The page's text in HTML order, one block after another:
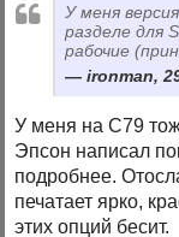
У меня
разделе для
рабочие
ironman,
У меня на С79
Эпсон написал
подробнее.
печатает ярко,
этих опций бесит.